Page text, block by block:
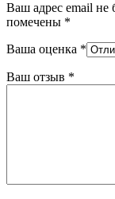
Ваш адрес email не
помечены *
Ваша оценка *
Ваш отзыв *